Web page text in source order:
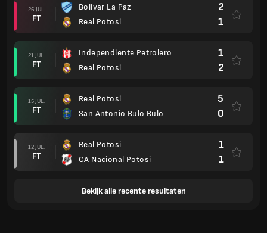
26 JUL.
FT
Bolivar La Paz
Real Potosi
2
1
21 JUL.
FT
Independiente Petrolero
Real Potosi
1
2
15 JUL.
FT
Real Potosi
San Antonio Bulo Bulo
5
0
12 JUL.
FT
Real Potosi
CA Nacional Potosi
1
1
Bekijk alle recente resultaten